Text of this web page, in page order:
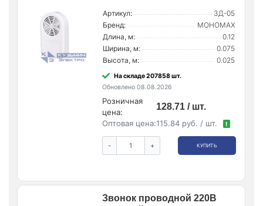
Артикул:
ЗД-05
Бренд:
МОНОМАХ
Длина, м:
0.12
Ширина, м:
0.075
Высота, м:
0.025
На складе 207858 шт.
Обновлено 08.08.2026
Розничная
цена:
128.71 / шт.
Оптовая цена:115.84 руб. / шт. !
- + КУПИТЬ
Звонок проводной 220В